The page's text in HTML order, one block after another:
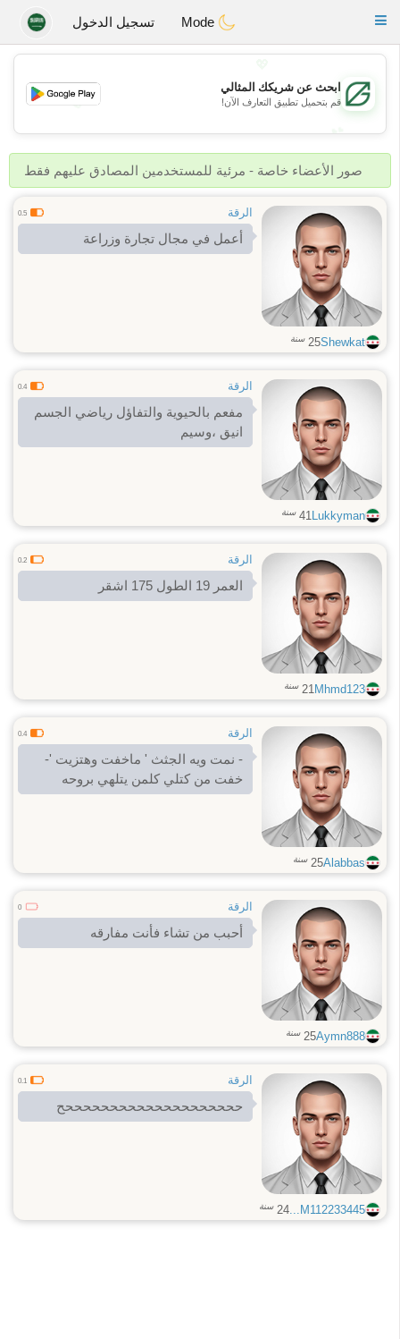
GulfDating
Toggle
تسجيل الدخول
💖
💕
ابحث عن شريكك المثالي
قم بتحميل تطبيق التعارف الآن!
صور الأعضاء خاصة - مرئية للمستخدمين المصادق عليهم فقط
الرقة 0.5
أعمل في مجال تجارة وزراعة
Shewkat
25 سنة
الرقة 0.4
مفعم بالحيوية والتفاؤل رياضي الجسم
انيق ،وسيم
Lukkyman
41 سنة
الرقة 0.2
العمر 19 الطول 175 اشقر
Mhmd123
21 سنة
الرقة 0.4
- نمت ويه الجثث ' ماخفت وهتزيت '-
خفت من كتلي كلمن يتلهي بروحه
Alabbas
25 سنة
الرقة 0
أحبب من تشاء فأنت مفارقه
Aymn888
25 سنة
الرقة 0.1
ححححححححححححححححححححح
M112233445...
24 سنة